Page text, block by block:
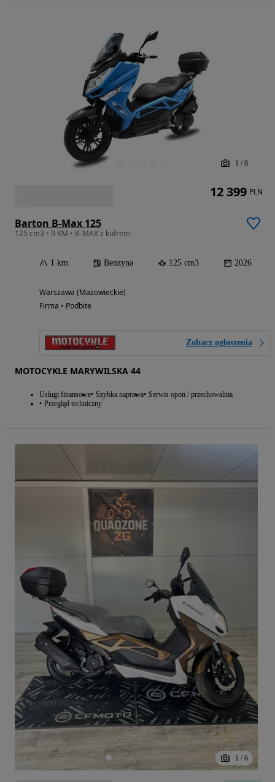
1 / 6
Barton B-Max 125
125 cm3 • 9 KM • B-MAX z kufrem
1 km Benzyna 125 cm3 2026
Warszawa (Mazowieckie)
Firma • Podbite
Zobacz ogłoszenia
MOTOCYKLE MARYWILSKA 44
Usługi finansowe Szybka naprawa Serwis opon / przechowalnia
Przegląd techniczny
12 399 PLN
1 / 6